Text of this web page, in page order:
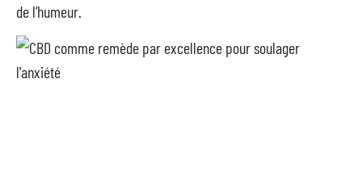
de l’humeur.